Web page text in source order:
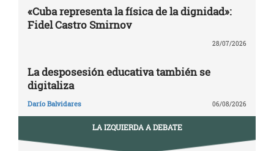
«Cuba representa la física de la dignidad»:
Fidel Castro Smirnov
28/07/2026
La desposesión educativa también se
digitaliza
Darío Balvidares 06/08/2026
LA IZQUIERDA A DEBATE